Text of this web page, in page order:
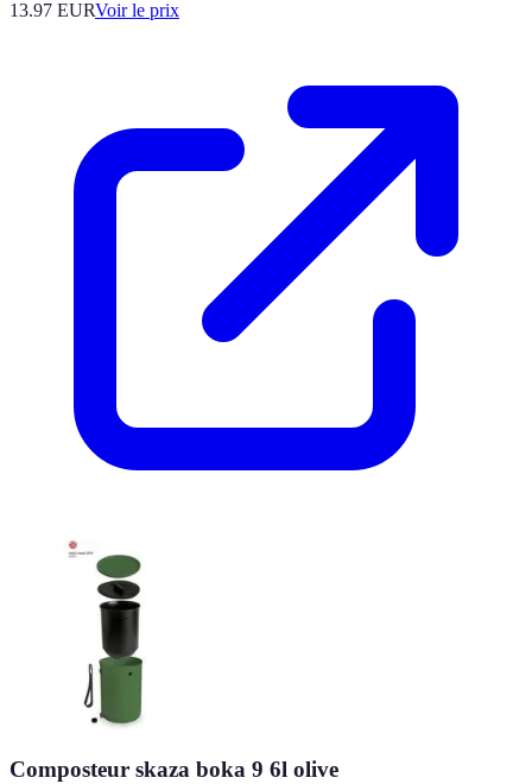
13.97 EURVoir le prix
Composteur skaza boka 9 6l olive